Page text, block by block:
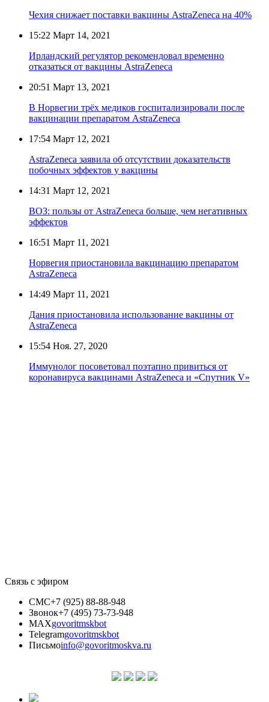
Чехия снижает поставки вакцины AstraZeneca на 40%
15:22 Март 14, 2021
Ирландский регулятор рекомендовал временно
отказаться от вакцины AstraZeneca
20:51 Март 13, 2021
В Норвегии трёх медиков госпитализировали после
вакцинации препаратом AstraZeneca
17:54 Март 12, 2021
AstraZeneca заявила об отсутствии доказательств
побочных эффектов у вакцины
14:31 Март 12, 2021
ВОЗ: пользы от AstraZeneca больше, чем негативных
эффектов
16:51 Март 11, 2021
Норвегия приостановила вакцинацию препаратом
AstraZeneca
14:49 Март 11, 2021
Дания приостановила использование вакцины от
AstraZeneca
15:54 Ноя. 27, 2020
Иммунолог посоветовал поэтапно привиться от
коронавируса вакцинами AstraZeneca и «Спутник V»
Связь с эфиром
СМС+7 (925) 88-88-948
Звонок+7 (495) 73-73-948
MAXgovoritmskbot
Telegramgovoritmskbot
Письмоinfo@govoritmoskva.ru